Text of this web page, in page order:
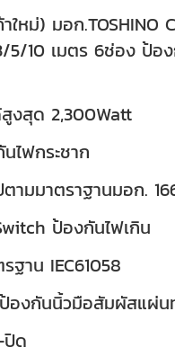
ใหม่) มอก.TOSHINO
5/10 เมตร 6ช่อง ป้อง
งสุด 2,300Watt
ไฟกระชาก
ตามมาตราฐานมอก.
ป้องกันไฟเกิน
ฐาน IEC61058
องกันนิ้วมือสัมผัสแผ่น
ปิด